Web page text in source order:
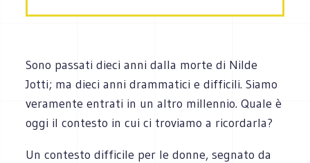
Sono passati dieci anni dalla morte di Nilde
Jotti; ma dieci anni drammatici e difficili. Siamo
veramente entrati in un altro millennio. Quale è
oggi il contesto in cui ci troviamo a ricordarla?
Un contesto difficile per le donne, segnato da